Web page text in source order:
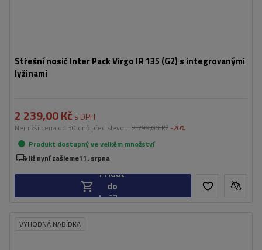
Střešní nosič Inter Pack Virgo IR 135 (G2) s integrovanými
lyžinami
2 239,00 Kč s DPH
Nejnižší cena od 30 dnů před slevou: 2 799,00 Kč -20%
Produkt dostupný ve velkém množství
Již nyní zašleme11. srpna
Přidat
do
košíku
VÝHODNÁ NABÍDKA